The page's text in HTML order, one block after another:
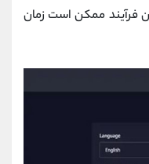
فرآیند ممکن است زمان